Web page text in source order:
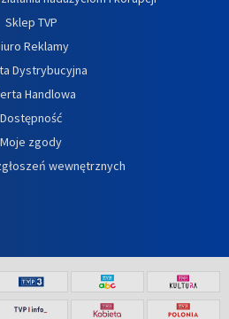
Sklep TVP
Reklamy
Dystrybucyjna
Handlowa
Dostępność
Moje zgody
wewnętrznych